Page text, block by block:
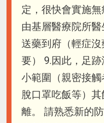
定，很快會實施無
由基層醫療院所
送藥到府（輕症
要） 9.因此，足
小範圍（親密接
脫口罩吃飯等）
離。 請熟悉新的